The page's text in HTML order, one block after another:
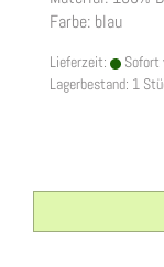
Farbe: blau
Lieferzeit:
Sofort
Lagerbestand: 1